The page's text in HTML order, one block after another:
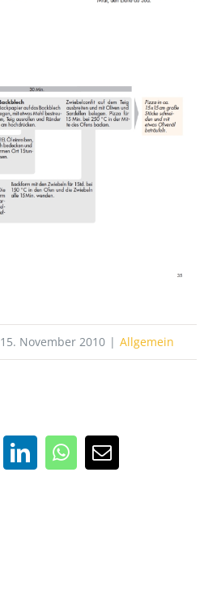
15. November 2010 | Allgemein
LinkedInWhatsApp
E-